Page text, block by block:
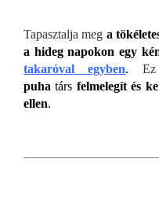
Tapasztalja meg a
a hideg napokon egy
takaróval egyben. Ez
puhatárs felmelegít és
ellen.